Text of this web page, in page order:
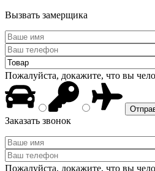
Вызвать замерщика
Пожалуйста, докажите, что вы
Заказать звонок
Пожалуйста, докажите, что вы